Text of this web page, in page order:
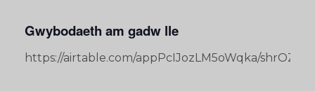
Gwybodaeth am gadw lle
https://airtable.com/appPcIJozLM5oWqka/